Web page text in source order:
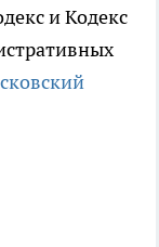
и Кодекс